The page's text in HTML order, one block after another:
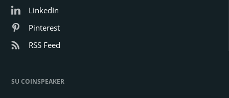
LinkedIn
Pinterest
RSS Feed
SU COINSPEAKER